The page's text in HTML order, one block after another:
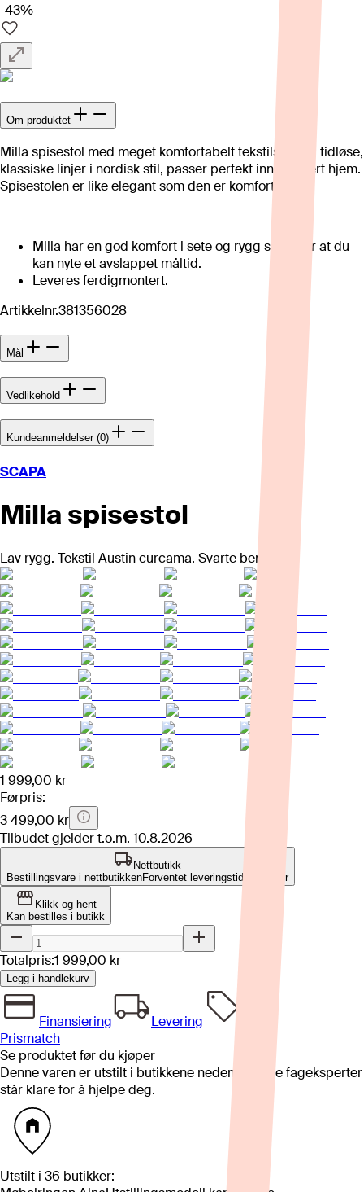
-43%
Om produktet
Milla spisestol med meget komfortabelt tekstilsete og tidløse,
klassiske linjer i nordisk stil, passer perfekt inn i ethvert hjem.
Spisestolen er like elegant som den er komfortabel.
Milla har en god komfort i sete og rygg som gjør at du
kan nyte et avslappet måltid.
Leveres ferdigmontert.
Artikkelnr.381356028
Mål
Vedlikehold
Kundeanmeldelser (0)
SCAPA
Milla spisestol
Lav rygg. Tekstil Austin curcama. Svarte ben.
1 999,00 kr
Førpris:
3 499,00 kr
Tilbudet gjelder t.o.m. 10.8.2026
Nettbutikk
Bestillingsvare i nettbutikkenForventet leveringstid: 4-8 uker
Klikk og hent
Kan bestilles i butikk
Totalpris:1 999,00 kr
Legg i handlekurv
Finansiering
Levering
Prismatch
Se produktet før du kjøper
Denne varen er utstilt i butikkene nedenfor. Våre fageksperter
står klare for å hjelpe deg.
Utstilt i 36 butikker: